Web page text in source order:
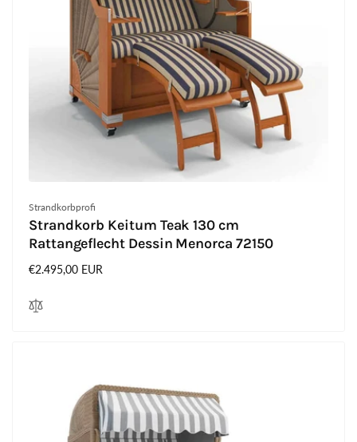
Anbieter:
Strandkorbprofi
Strandkorb Keitum Teak 130 cm
Rattangeflecht Dessin Menorca 72150
Normaler
€2.495,00 EUR